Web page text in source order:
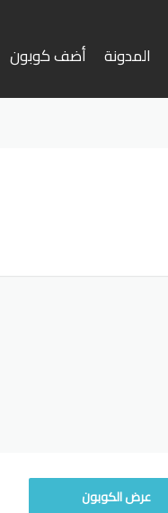
المدونة أضف كوبون
عرض الكوبون